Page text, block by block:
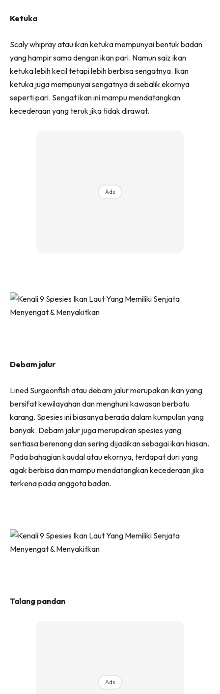
Ketuka
Scaly whipray atau ikan ketuka mempunyai bentuk badan
yang hampir sama dengan ikan pari. Namun saiz ikan
ketuka lebih kecil tetapi lebih berbisa sengatnya. Ikan
ketuka juga mempunyai sengatnya di sebalik ekornya
seperti pari. Sengat ikan ini mampu mendatangkan
kecederaan yang teruk jika tidak dirawat.
Ads
Debam jalur
Lined Surgeonfish atau debam jalur merupakan ikan yang
bersifat kewilayahan dan menghuni kawasan berbatu
karang. Spesies ini biasanya berada dalam kumpulan yang
banyak. Debam jalur juga merupakan spesies yang
sentiasa berenang dan sering dijadikan sebagai ikan hiasan.
Pada bahagian kaudal atau ekornya, terdapat duri yang
agak berbisa dan mampu mendatangkan kecederaan jika
terkena pada anggota badan.
Talang pandan
Ads